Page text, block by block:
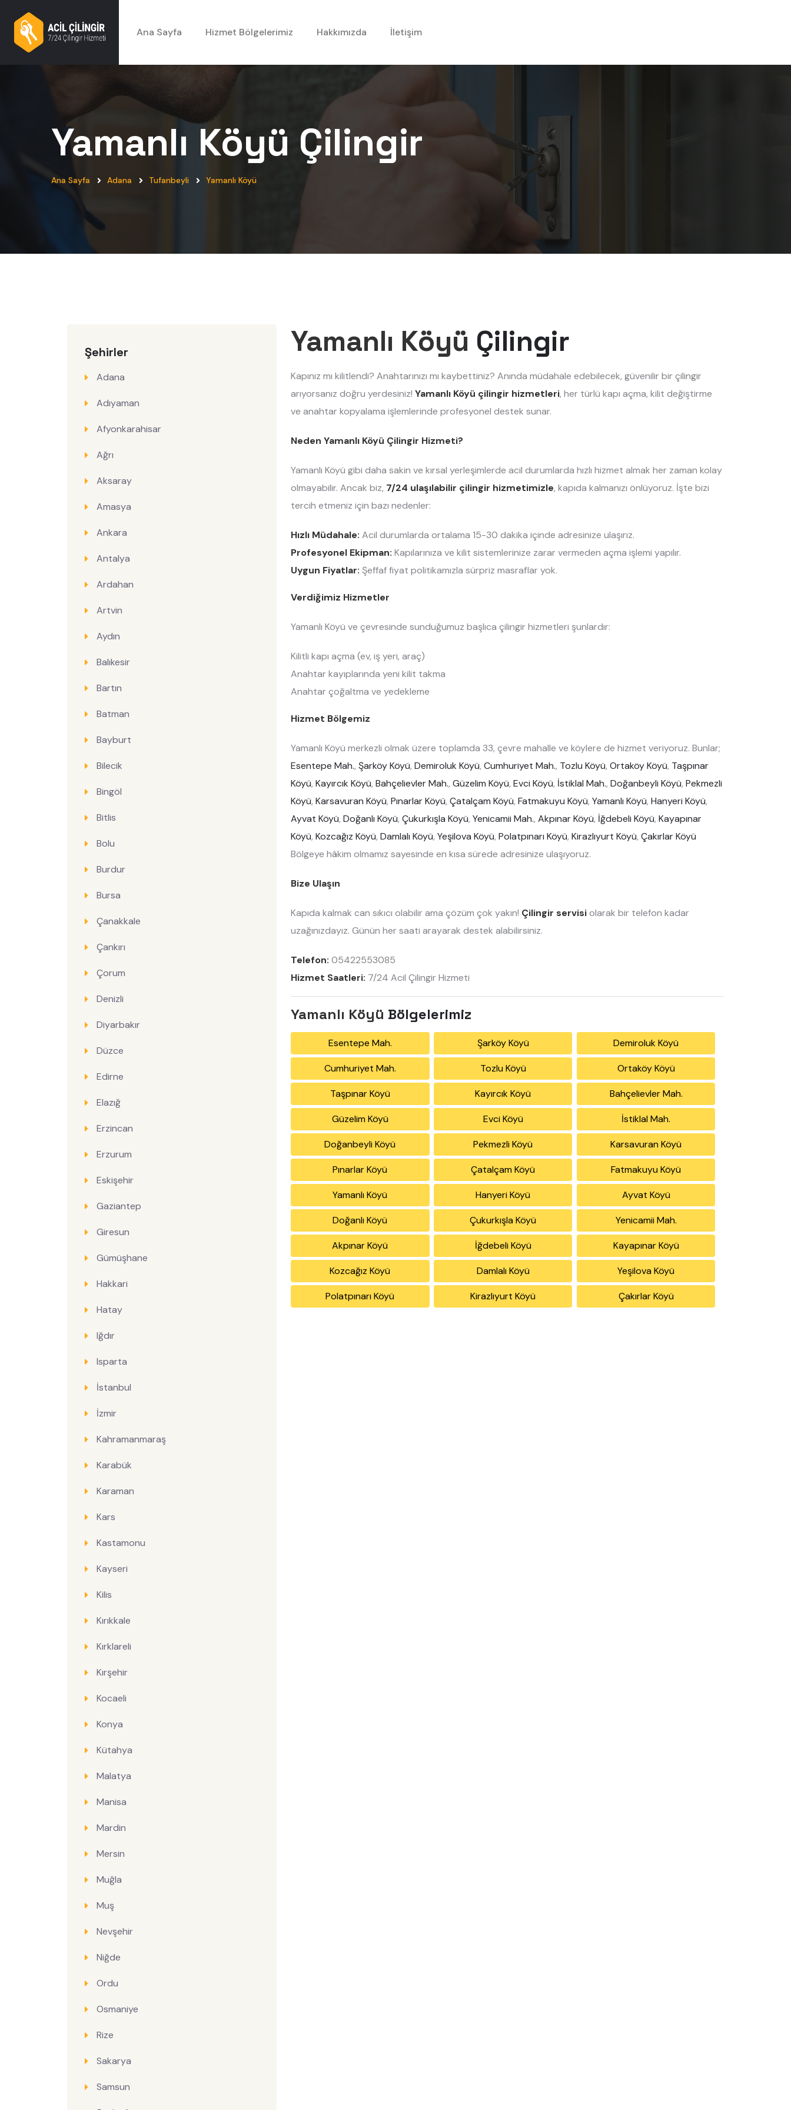
Ana Sayfa Hizmet Bölgelerimiz Hakkımızda İletişim
Yamanlı Köyü Çilingir
Ana Sayfa Adana Tufanbeyli Yamanlı Köyü
Şehirler
Adana
Adıyaman
Afyonkarahisar
Ağrı
Aksaray
Amasya
Ankara
Antalya
Ardahan
Artvin
Aydın
Balıkesir
Bartın
Batman
Bayburt
Bilecik
Bingöl
Bitlis
Bolu
Burdur
Bursa
Çanakkale
Çankırı
Çorum
Denizli
Diyarbakır
Düzce
Edirne
Elazığ
Erzincan
Erzurum
Eskişehir
Gaziantep
Giresun
Gümüşhane
Hakkari
Hatay
Iğdır
Isparta
İstanbul
İzmir
Kahramanmaraş
Karabük
Karaman
Kars
Kastamonu
Kayseri
Kilis
Kırıkkale
Kırklareli
Kırşehir
Kocaeli
Konya
Kütahya
Malatya
Manisa
Mardin
Mersin
Muğla
Muş
Nevşehir
Niğde
Ordu
Osmaniye
Rize
Sakarya
Samsun
Yamanlı Köyü Çilingir
Kapınız mı kilitlendi? Anahtarınızı mı kaybettiniz? Anında müdahale edebilecek, güvenilir bir çilingir
arıyorsanız doğru yerdesiniz! Yamanlı Köyü çilingir hizmetleri, her türlü kapı açma, kilit değiştirme
ve anahtar kopyalama işlemlerinde profesyonel destek sunar.
Neden Yamanlı Köyü Çilingir Hizmeti?
Yamanlı Köyü gibi daha sakin ve kırsal yerleşimlerde acil durumlarda hızlı hizmet almak her zaman kolay
olmayabilir. Ancak biz, 7/24 ulaşılabilir çilingir hizmetimizle, kapıda kalmanızı önlüyoruz. İşte bizi
tercih etmeniz için bazı nedenler:
Hızlı Müdahale: Acil durumlarda ortalama 15-30 dakika içinde adresinize ulaşırız.
Profesyonel Ekipman: Kapılarınıza ve kilit sistemlerinize zarar vermeden açma işlemi yapılır.
Uygun Fiyatlar: Şeffaf fiyat politikamızla sürpriz masraflar yok.
Verdiğimiz Hizmetler
Yamanlı Köyü ve çevresinde sunduğumuz başlıca çilingir hizmetleri şunlardır:
Kilitli kapı açma (ev, iş yeri, araç)
Anahtar kayıplarında yeni kilit takma
Anahtar çoğaltma ve yedekleme
Hizmet Bölgemiz
Yamanlı Köyü merkezli olmak üzere toplamda 33, çevre mahalle ve köylere de hizmet veriyoruz. Bunlar;
Esentepe Mah., Şarköy Köyü, Demiroluk Köyü, Cumhuriyet Mah., Tozlu Köyü, Ortaköy Köyü, Taşpınar
Köyü, Kayırcık Köyü, Bahçelievler Mah., Güzelim Köyü, Evci Köyü, İstiklal Mah., Doğanbeyli Köyü, Pekmezli
Köyü, Karsavuran Köyü, Pınarlar Köyü, Çatalçam Köyü, Fatmakuyu Köyü, Yamanlı Köyü, Hanyeri Köyü,
Ayvat Köyü, Doğanlı Köyü, Çukurkışla Köyü, Yenicamii Mah., Akpınar Köyü, İğdebeli Köyü, Kayapınar
Köyü, Kozcağız Köyü, Damlalı Köyü, Yeşilova Köyü, Polatpınarı Köyü, Kirazlıyurt Köyü, Çakırlar Köyü
Bölgeye hâkim olmamız sayesinde en kısa sürede adresinize ulaşıyoruz.
Bize Ulaşın
Kapıda kalmak can sıkıcı olabilir ama çözüm çok yakın! Çilingir servisiolarak bir telefon kadar
uzağınızdayız. Günün her saati arayarak destek alabilirsiniz.
Telefon: 05422553085
Hizmet Saatleri: 7/24 Acil Çilingir Hizmeti
Yamanlı Köyü Bölgelerimiz
Esentepe Mah. Şarköy Köyü Demiroluk Köyü
Cumhuriyet Mah. Tozlu Köyü Ortaköy Köyü
Taşpınar Köyü Kayırcık Köyü Bahçelievler Mah.
Güzelim Köyü Evci Köyü İstiklal Mah.
Doğanbeyli Köyü Pekmezli Köyü Karsavuran Köyü
Pınarlar Köyü Çatalçam Köyü Fatmakuyu Köyü
Yamanlı Köyü Hanyeri Köyü Ayvat Köyü
Doğanlı Köyü Çukurkışla Köyü Yenicamii Mah.
Akpınar Köyü İğdebeli Köyü Kayapınar Köyü
Kozcağız Köyü Damlalı Köyü Yeşilova Köyü
Polatpınarı Köyü Kirazlıyurt Köyü Çakırlar Köyü